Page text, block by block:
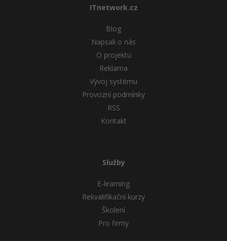
ITnetwork.cz
Blog
Napsali o nás
O projektu
Reklama
Vývoj systému
Provozní podmínky
RSS
Kontakt
Služby
E-learning
Rekvalifikační kurzy
Školení
Pro firmy